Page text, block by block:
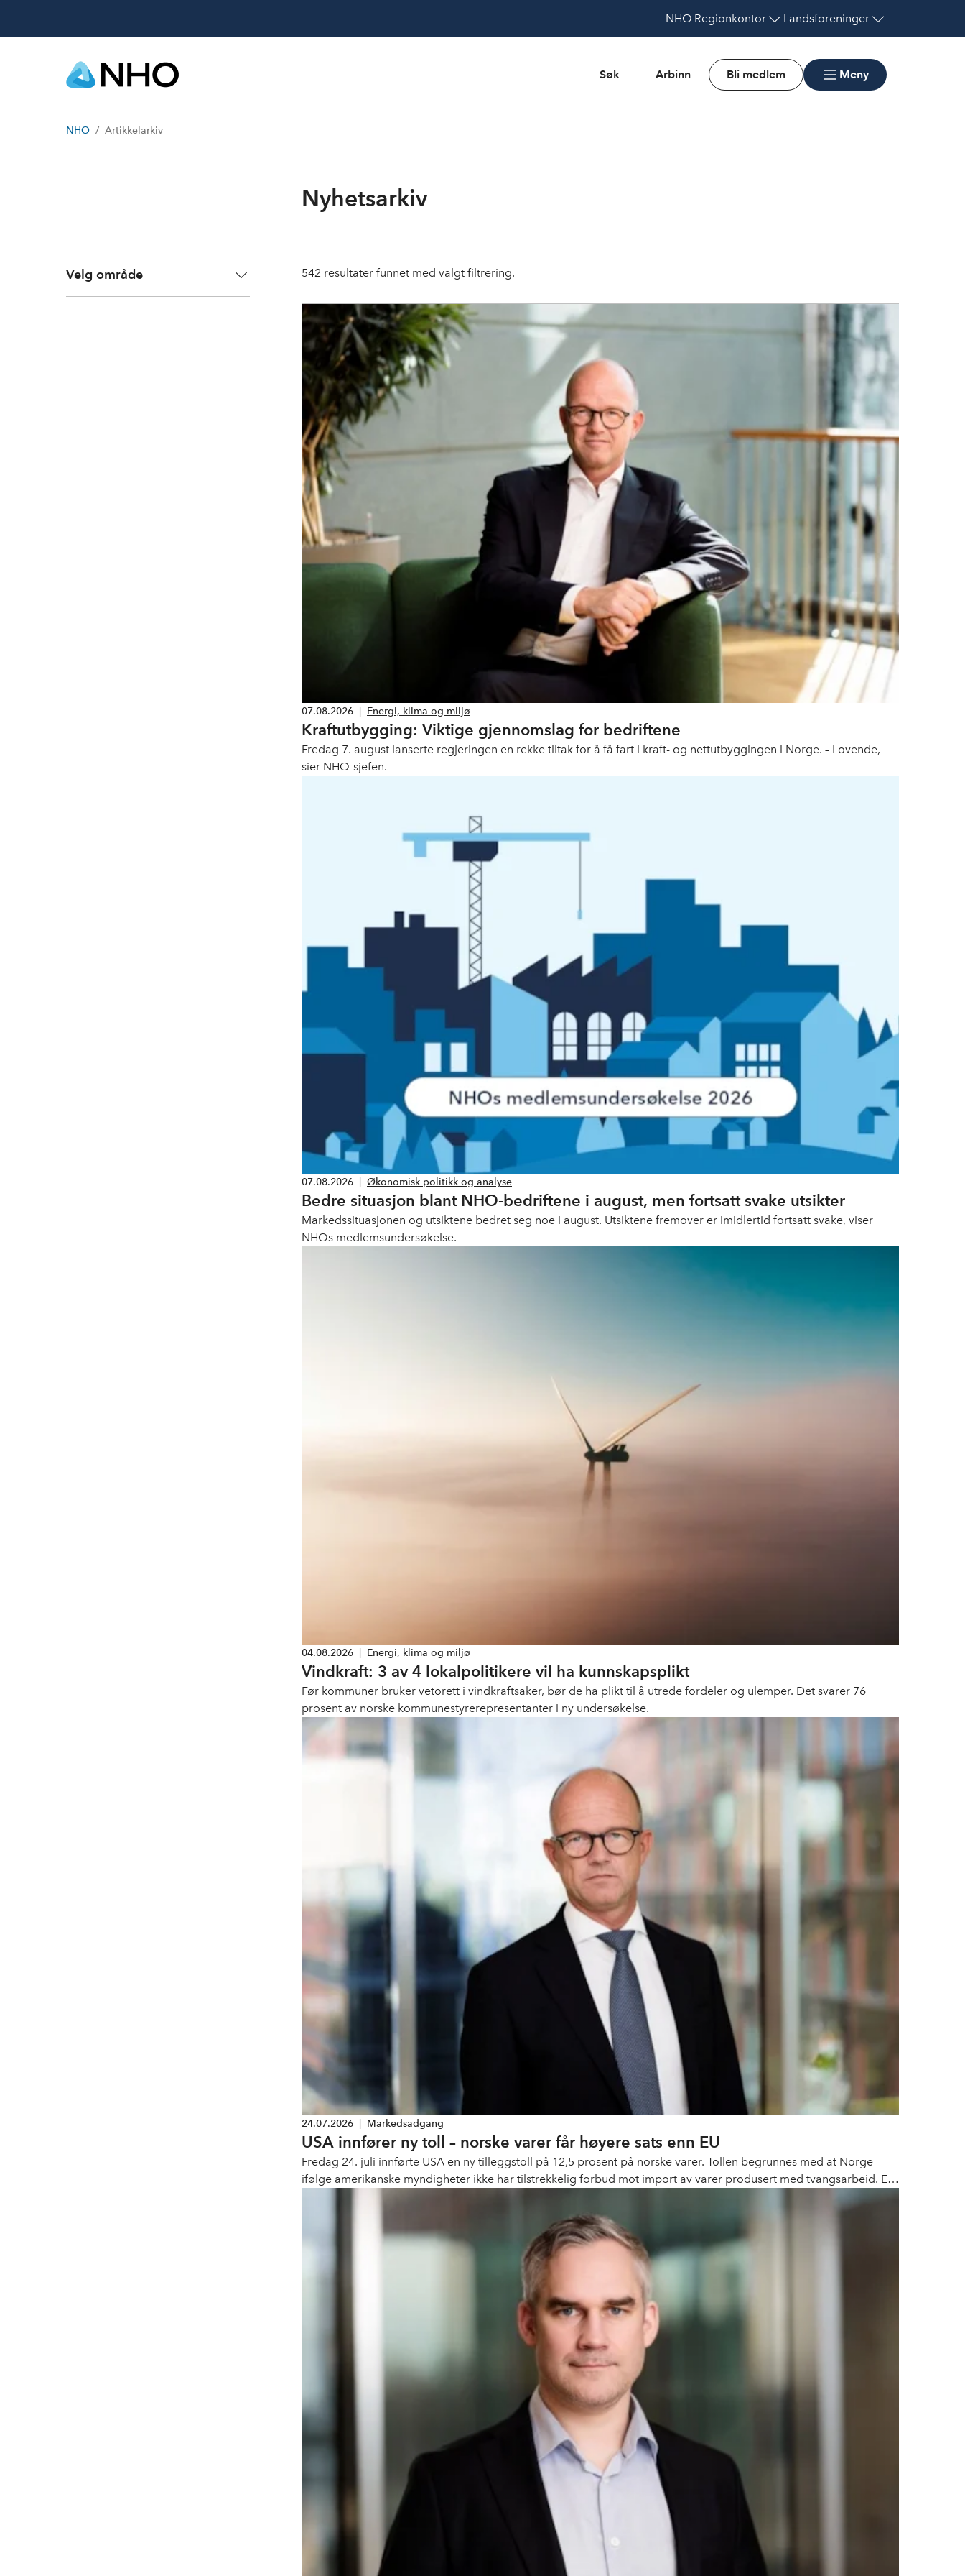
NHO Regionkontor Landsforeninger
Søk Arbinn Bli medlem Meny
NHO Artikkelarkiv
Nyhetsarkiv
Velg område 542 resultater funnet med valgt filtrering.
07.08.2026 Energi, klima og miljø
Kraftutbygging: Viktige gjennomslag for bedriftene
Fredag 7. august lanserte regjeringen en rekke tiltak for å få fart i kraft- og nettutbyggingen i Norge. – Lovende,
sier NHO-sjefen.
07.08.2026 Økonomisk politikk og analyse
Bedre situasjon blant NHO-bedriftene i august, men fortsatt svake utsikter
Markedssituasjonen og utsiktene bedret seg noe i august. Utsiktene fremover er imidlertid fortsatt svake, viser
NHOs medlemsundersøkelse.
04.08.2026 Energi, klima og miljø
Vindkraft: 3 av 4 lokalpolitikere vil ha kunnskapsplikt
Før kommuner bruker vetorett i vindkraftsaker, bør de ha plikt til å utrede fordeler og ulemper. Det svarer 76
prosent av norske kommunestyrerepresentanter i ny undersøkelse.
24.07.2026 Markedsadgang
USA innfører ny toll – norske varer får høyere sats enn EU
Fredag 24. juli innførte USA en ny tilleggstoll på 12,5 prosent på norske varer. Tollen begrunnes med at Norge
ifølge amerikanske myndigheter ikke har tilstrekkelig forbud mot import av varer produsert med tvangsarbeid. EU-